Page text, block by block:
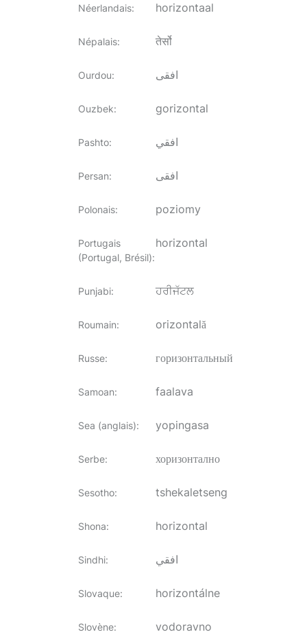
Néerlandais: horizontaal
Népalais: तेर्सो
Ourdou: افقی
Ouzbek: gorizontal
Pashto: افقي
Persan: افقی
Polonais: poziomy
Portugais
(Portugal, Brésil):
horizontal
Punjabi: ਹਰੀਜੱਟਲ
Roumain: orizontală
Russe: горизонтальный
Samoan: faalava
Sea (anglais): yopingasa
Serbe: хоризонтално
Sesotho: tshekaletseng
Shona: horizontal
Sindhi: افقي
Slovaque: horizontálne
Slovène: vodoravno